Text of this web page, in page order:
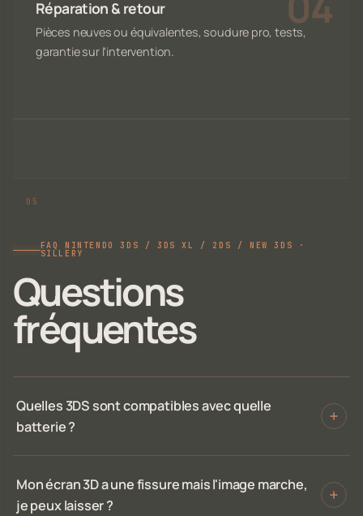
Réparation & retour
Pièces neuves ou équivalentes, soudure pro, tests,
garantie sur l'intervention.
FAQ NINTENDO 3DS / 3DS XL / 2DS / NEW 3DS ·
SILLERY
Questions
fréquentes
Quelles 3DS sont compatibles avec quelle
batterie ?
Mon écran 3D a une fissure mais l'image marche,
je peux laisser ?